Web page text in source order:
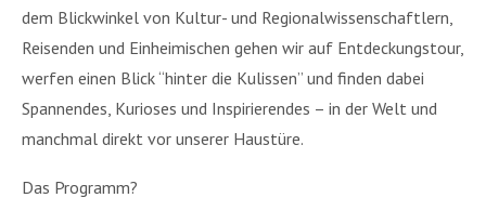
dem Blickwinkel von Kultur- und Regionalwissenschaftlern,
Reisenden und Einheimischen gehen wir auf Entdeckungstour,
werfen einen Blick “hinter die Kulissen” und finden dabei
Spannendes, Kurioses und Inspirierendes – in der Welt und
manchmal direkt vor unserer Haustüre.
Das Programm?